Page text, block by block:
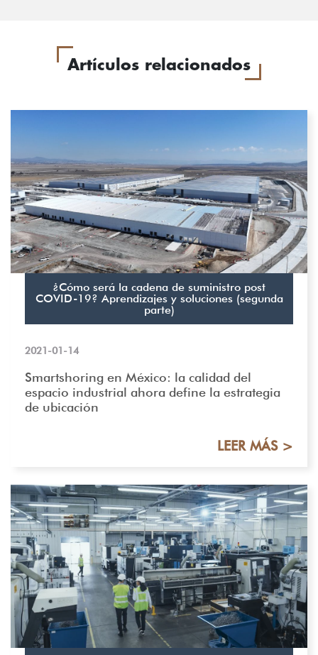
Artículos relacionados
¿Cómo será la cadena de suministro post
COVID-19? Aprendizajes y soluciones (segunda
parte)
2021-01-14
Smartshoring en México: la calidad del
espacio industrial ahora define la estrategia
de ubicación
LEER MÁS >